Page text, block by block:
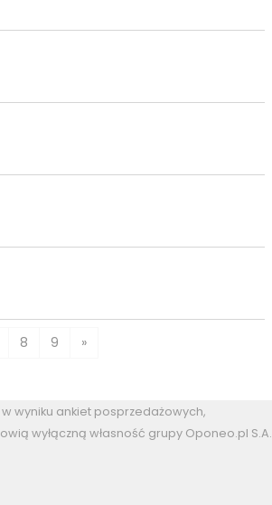
8 9 »
wyniku ankiet posprzedażowych,
wyłączną własność grupy Oponeo.pl S.A.